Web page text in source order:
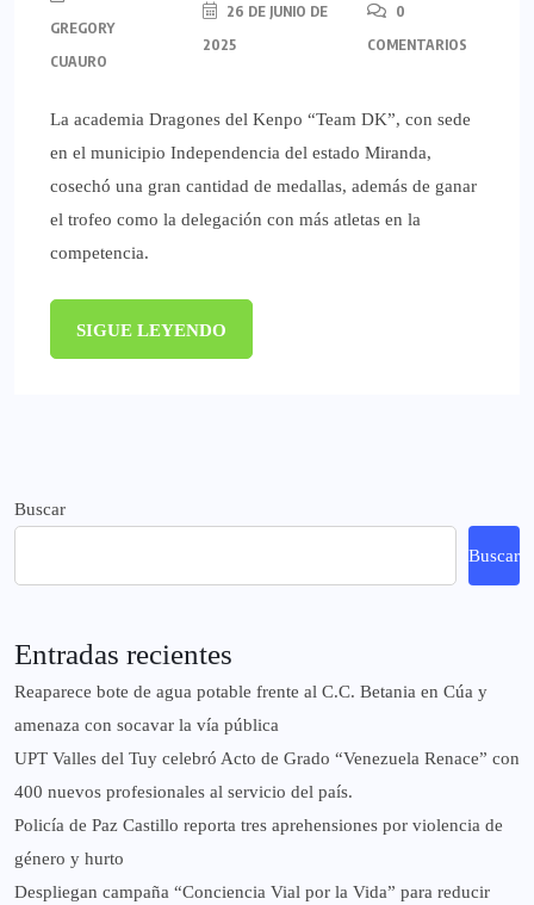
GREGORY
CUAURO
26 DE JUNIO DE
2025
0
COMENTARIOS
La academia Dragones del Kenpo “Team DK”, con sede
en el municipio Independencia del estado Miranda,
cosechó una gran cantidad de medallas, además de ganar
el trofeo como la delegación con más atletas en la
competencia.
SIGUE LEYENDO
Buscar
Buscar
Entradas recientes
Reaparece bote de agua potable frente al C.C. Betania en Cúa y
amenaza con socavar la vía pública
UPT Valles del Tuy celebró Acto de Grado “Venezuela Renace” con
400 nuevos profesionales al servicio del país.
‎Policía de Paz Castillo reporta tres aprehensiones por violencia de
género y hurto
‎Despliegan campaña “Conciencia Vial por la Vida” para reducir